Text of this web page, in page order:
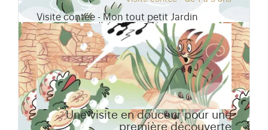
Visite contée - Mon tout petit Jardin
Une visite en douceur pour une
première découverte